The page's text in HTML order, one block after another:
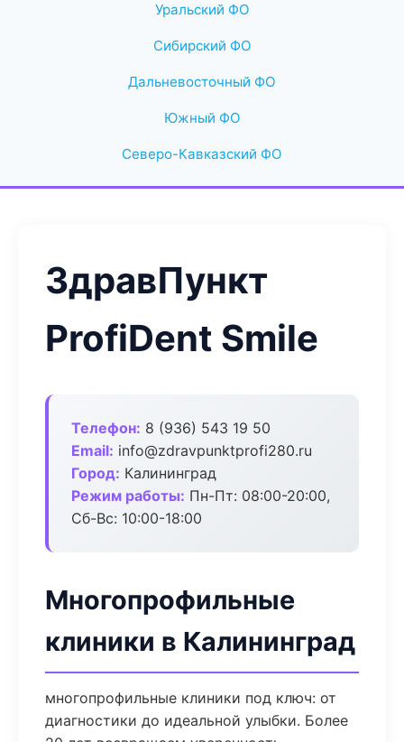
Уральский ФО
Сибирский ФО
Дальневосточный ФО
Южный ФО
Северо-Кавказский ФО
ЗдравПункт
ProfiDent Smile
Телефон: 8 (936) 543 19 50
Email: info@zdravpunktprofi280.ru
Город: Калининград
Режим работы: Пн-Пт: 08:00-20:00,
Сб-Вс: 10:00-18:00
Многопрофильные
клиники в Калининград
многопрофильные клиники под ключ: от
диагностики до идеальной улыбки. Более